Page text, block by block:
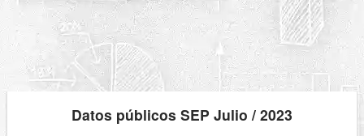
Datos públicos SEP Julio / 2023